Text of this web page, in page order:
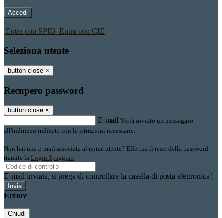
-
Entra con SPID Entra con CIE
Seleziona utente
button close ×
Recupero password
button close ×
E-mail Verrà inviato un messaggio
all'indirizzo indicato con le istruzioni necessarie.
Non hai una e-mail associata al nome utente? Effettua il reset della password
tramite la Login Spaggiari
E-mail inviata, si prega di controllare la casella di posta elettronica!
Errore
Chiudi